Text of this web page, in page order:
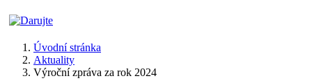
Úvodní stránka
Aktuality
Výroční zpráva za rok 2024